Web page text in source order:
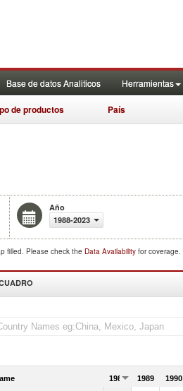
Base de datos Analiticos Herramientas
de productos País
Año
1988-2023
filled. Please check the Data Availability for coverage.
1988 1989 1990